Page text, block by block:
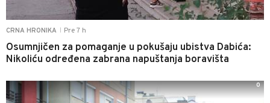
CRNA HRONIKA Pre 7 h
Osumnjičen za pomaganje u pokušaju ubistva Dabića:
Nikoliću određena zabrana napuštanja boravišta
0